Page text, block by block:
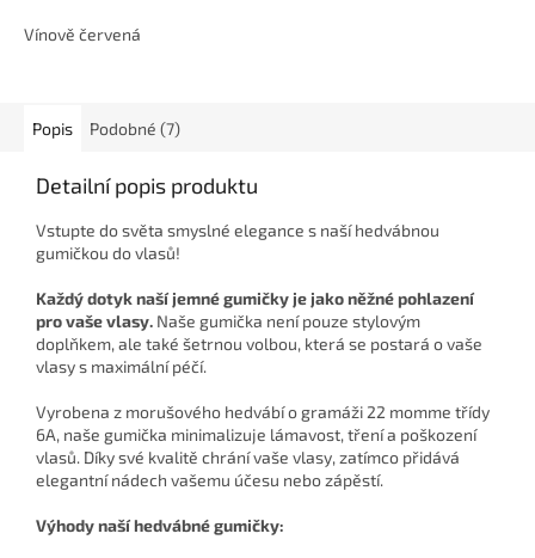
Vínově červená
Popis Podobné (7)
Detailní popis produktu
Vstupte do světa smyslné elegance s naší hedvábnou
gumičkou do vlasů!
Každý dotyk naší jemné gumičky je jako něžné pohlazení
pro vaše vlasy. Naše gumička není pouze stylovým
doplňkem, ale také šetrnou volbou, která se postará o vaše
vlasy s maximální péčí.
Vyrobena z morušového hedvábí o gramáži 22 momme třídy
6A, naše gumička minimalizuje lámavost, tření a poškození
vlasů. Díky své kvalitě chrání vaše vlasy, zatímco přidává
elegantní nádech vašemu účesu nebo zápěstí.
Výhody naší hedvábné gumičky: